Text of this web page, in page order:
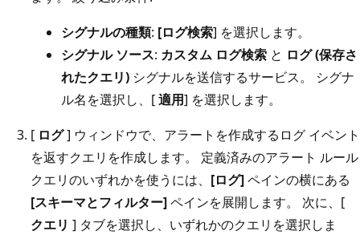
シグナルの種類: [ログ検索] を選択します。
シグナル ソース: カスタム ログ検索 と ログ (保存さ
れたクエリ) シグナルを送信するサービス。 シグナ
ル名を選択し、[適用] を選択します。
[ ログ] ウィンドウで、アラートを作成するログ イベント
を返すクエリを作成します。 定義済みのアラート ルール
クエリのいずれかを使うには、 [ログ]ペインの横にある
[スキーマとフィルター]ペインを展開します。 次に、[
クエリ ] タブを選択し、いずれかのクエリを選択しま